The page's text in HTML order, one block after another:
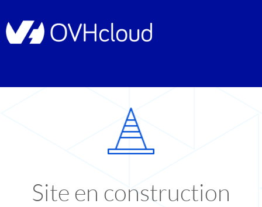
Site en construction